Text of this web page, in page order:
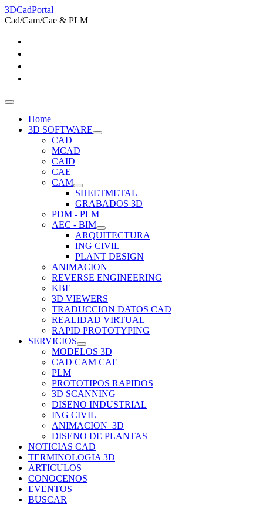
3DCadPortal
Cad/Cam/Cae & PLM
Home
3D SOFTWARE
CAD
MCAD
CAID
CAE
CAM
SHEETMETAL
GRABADOS 3D
PDM - PLM
AEC - BIM
ARQUITECTURA
ING CIVIL
PLANT DESIGN
ANIMACION
REVERSE ENGINEERING
KBE
3D VIEWERS
TRADUCCION DATOS CAD
REALIDAD VIRTUAL
RAPID PROTOTYPING
SERVICIOS
MODELOS 3D
CAD CAM CAE
PLM
PROTOTIPOS RAPIDOS
3D SCANNING
DISENO INDUSTRIAL
ING CIVIL
ANIMACION_3D
DISENO DE PLANTAS
NOTICIAS CAD
TERMINOLOGIA 3D
ARTICULOS
CONOCENOS
EVENTOS
BUSCAR